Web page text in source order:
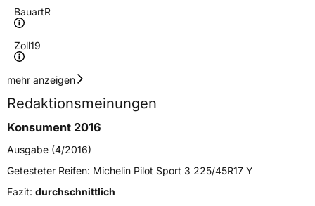
BauartR
Zoll19
Geschwindigkeitsindex
Höchstgeschwindigkeit
300 km/h
Lastindex102
Höchstlast850 kg
Gewicht (in kg)11,98 kg
mehr anzeigen
Redaktionsmeinungen
Konsument 2016
Ausgabe (4/2016)
Getesteter Reifen: Michelin Pilot Sport 3 225/45R17 Y
Fazit: durchschnittlich